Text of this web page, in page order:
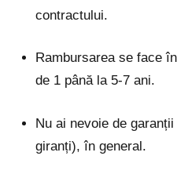
contractului.
Rambursarea se face
de 1 până la 5-7 ani.
Nu ai nevoie de
giranți), în general.